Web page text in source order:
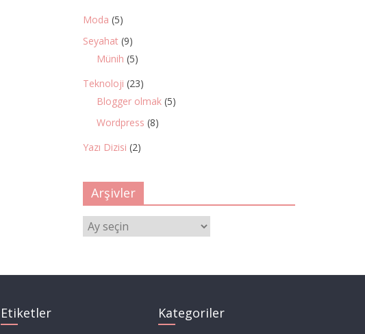
Moda (5)
Seyahat (9)
Münih (5)
Teknoloji (23)
Blogger olmak (5)
Wordpress (8)
Yazı Dizisi (2)
Arşivler
Arşivler
Etiketler Kategoriler